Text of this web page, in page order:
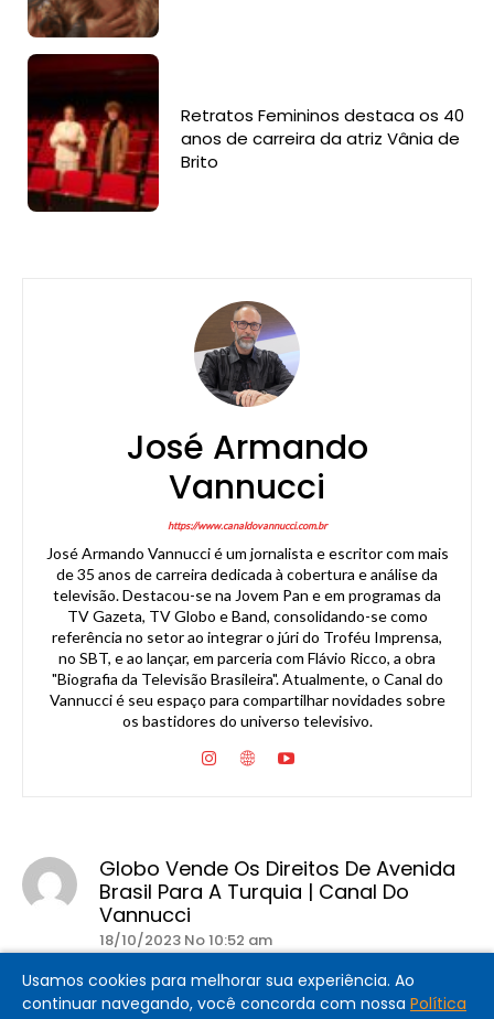
Retratos Femininos destaca os 40
anos de carreira da atriz Vânia de
Brito
José Armando
Vannucci
https://www.canaldovannucci.com.br
José Armando Vannucci é um jornalista e escritor com mais
de 35 anos de carreira dedicada à cobertura e análise da
televisão. Destacou-se na Jovem Pan e em programas da
TV Gazeta, TV Globo e Band, consolidando-se como
referência no setor ao integrar o júri do Troféu Imprensa,
no SBT, e ao lançar, em parceria com Flávio Ricco, a obra
"Biografia da Televisão Brasileira". Atualmente, o Canal do
Vannucci é seu espaço para compartilhar novidades sobre
os bastidores do universo televisivo.
Globo Vende Os Direitos De Avenida
Brasil Para A Turquia | Canal Do
Vannucci
18/10/2023 No 10:52 am
sucesso no Brasil e no mundo, sendo vendida para mais de 140
países. A novela […]
Usamos cookies para melhorar sua experiência. Ao
continuar navegando, você concorda com nossa Política